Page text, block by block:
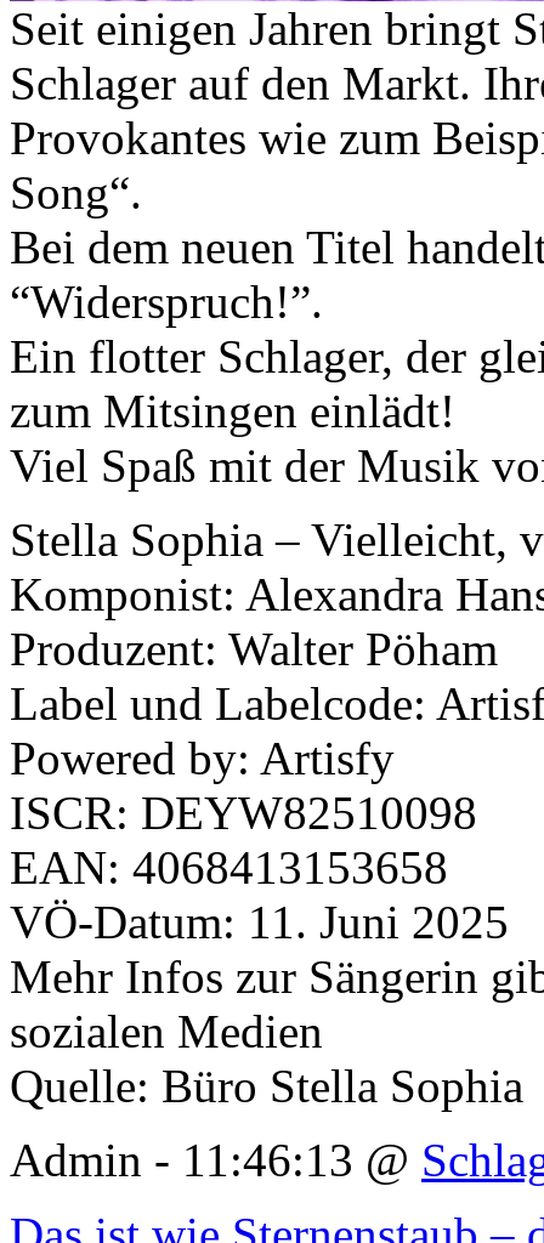
Seit einigen Jahren bringt
Schlager auf den Markt.
Provokantes wie zum
Song“.
Bei dem neuen Titel
“Widerspruch!”.
Ein flotter Schlager, der
zum Mitsingen einlädt!
Viel Spaß mit der Musik
Stella Sophia – Vielleicht,
Komponist: Alexandra
Produzent: Walter Pöham
Label und Labelcode:
Powered by: Artisfy
ISCR: DEYW82510098
EAN: 4068413153658
VÖ-Datum: 11. Juni 2025
Mehr Infos zur Sängerin
sozialen Medien
Quelle: Büro Stella Sophia
Admin - 11:46:13 @